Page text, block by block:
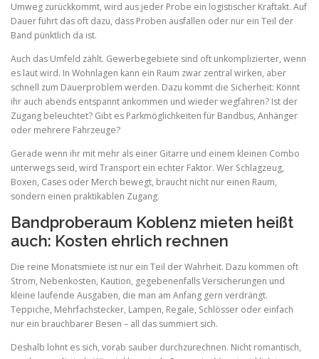
Umweg zurückkommt, wird aus jeder Probe ein logistischer Kraftakt. Auf
Dauer führt das oft dazu, dass Proben ausfallen oder nur ein Teil der
Band pünktlich da ist.
Auch das Umfeld zählt. Gewerbegebiete sind oft unkomplizierter, wenn
es laut wird. In Wohnlagen kann ein Raum zwar zentral wirken, aber
schnell zum Dauerproblem werden. Dazu kommt die Sicherheit: Könnt
ihr auch abends entspannt ankommen und wieder wegfahren? Ist der
Zugang beleuchtet? Gibt es Parkmöglichkeiten für Bandbus, Anhänger
oder mehrere Fahrzeuge?
Gerade wenn ihr mit mehr als einer Gitarre und einem kleinen Combo
unterwegs seid, wird Transport ein echter Faktor. Wer Schlagzeug,
Boxen, Cases oder Merch bewegt, braucht nicht nur einen Raum,
sondern einen praktikablen Zugang.
Bandproberaum Koblenz mieten heißt
auch: Kosten ehrlich rechnen
Die reine Monatsmiete ist nur ein Teil der Wahrheit. Dazu kommen oft
Strom, Nebenkosten, Kaution, gegebenenfalls Versicherungen und
kleine laufende Ausgaben, die man am Anfang gern verdrängt.
Teppiche, Mehrfachstecker, Lampen, Regale, Schlösser oder einfach
nur ein brauchbarer Besen – all das summiert sich.
Deshalb lohnt es sich, vorab sauber durchzurechnen. Nicht romantisch,